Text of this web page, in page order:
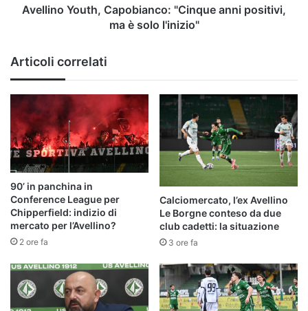
l'inizio"
Avellino Youth, Capobianco: "Cinque anni positivi,
ma è solo l'inizio"
Articoli correlati
90’ in panchina in
Conference League per
Chipperfield: indizio di
mercato per l’Avellino?
2 ore fa
Calciomercato, l’ex Avellino
Le Borgne conteso da due
club cadetti: la situazione
3 ore fa